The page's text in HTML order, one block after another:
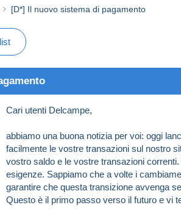
[D*] Il nuovo sistema di pagamento
Cari utenti Delcampe,
abbiamo una buona notizia per voi: oggi
facilmente le vostre transazioni sul nostro
vostro saldo e le vostre transazioni
esigenze. Sappiamo che a volte i
garantire che questa transizione avvenga
Questo è il primo passo verso il futuro e vi